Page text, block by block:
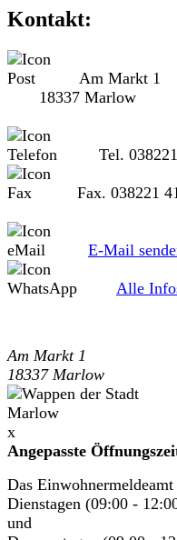
Kontakt:
Am Markt 1
18337 Marlow
Tel.
Fax. 038221
E-Mail
Alle
Am Markt 1
18337 Marlow
x
Angepasste
Das
Dienstagen (09:00 -
und